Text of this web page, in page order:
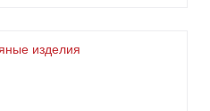
изделия